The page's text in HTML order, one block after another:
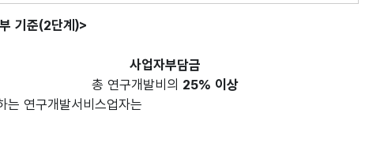
기준(2단계)>
사업자부담금
총 연구개발비의 25% 이상
연구개발서비스업자는